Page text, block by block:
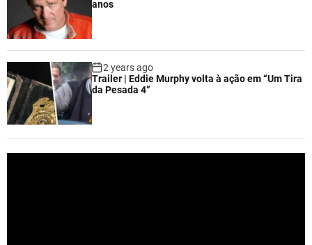
anos
2 years ago
Trailer | Eddie Murphy volta à ação em “Um Tira
da Pesada 4”